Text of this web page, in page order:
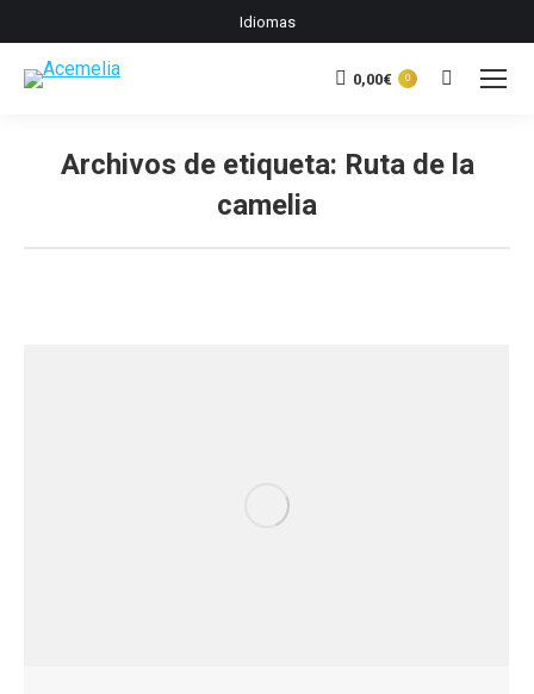
Idiomas
0,00€ 0 Buscar:
Archivos de etiqueta: Ruta de la
camelia